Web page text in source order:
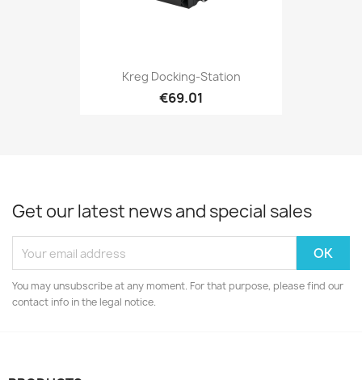
Kreg Docking-Station
€69.01
Get our latest news and special sales
You may unsubscribe at any moment. For that purpose, please find our
contact info in the legal notice.